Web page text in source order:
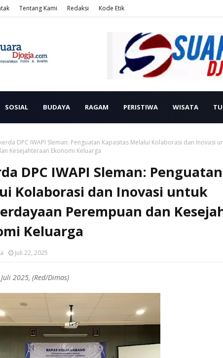
Tentang Kami Redaksi Kode Etik
SOSIAL BUDAYA RAGAM PERISTIWA WISATA
DPC IWAPI Sleman: Penguatan Kapasitas Melalui Kolaborasi dan Inovasi
Kesejahteraan Ekonomi Keluarga
DPC IWAPI Sleman:
Kolaborasi dan Inovasi untuk
Perempuan dan
Keluarga
Juli 22, 2025
2025, (Red/Dimas)